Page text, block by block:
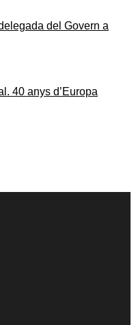
del Govern a
40 anys d’Europa